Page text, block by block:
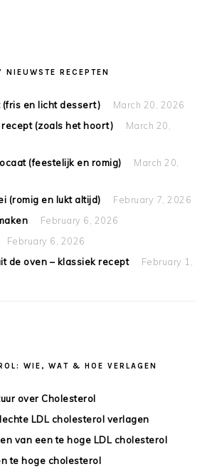
NIEUWSTE RECEPTEN
(fris en licht dessert)
March 20, 2026
recept (zoals het hoort)
March 20,
(feestelijk en romig)
March 20,
(romig en lukt altijd)
February 7, 2026
February 6, 2026
February 6, 2026
de oven – klassiek recept
February 1,
WIE, WAT & HOE VERLAGEN
over Cholesterol
LDL cholesterol verlagen
van een te hoge LDL cholesterol
te hoge cholesterol